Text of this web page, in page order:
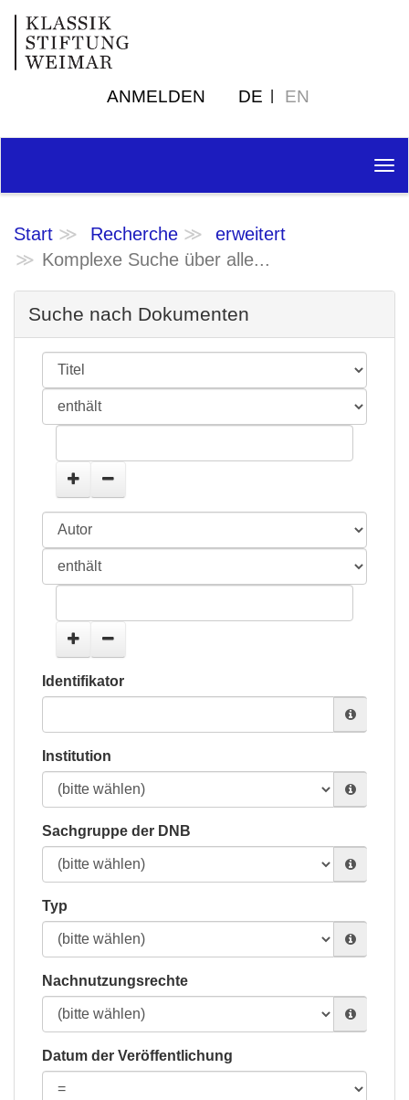
ANMELDEN DE EN
Start Recherche
erweitert
Komplexe Suche über alle...
Suche nach Dokumenten
Identifikator
Institution
Sachgruppe der DNB
Typ
Nachnutzungsrechte
Datum der Veröffentlichung